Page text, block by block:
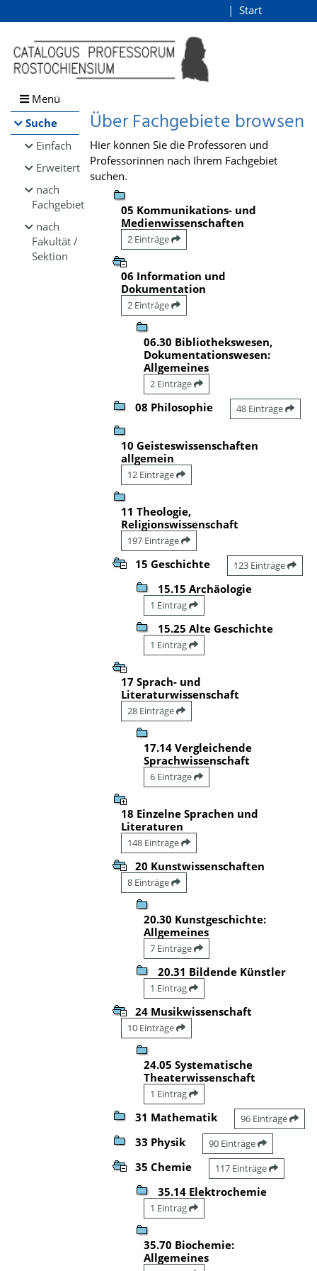
Browsen
direkt zum Inhalt
Start
Menü
Suche
Einfach
Erweitert
nach
Fachgebiet
nach
Fakultät /
Sektion
Über Fachgebiete browsen
Hier können Sie die Professoren und
Professorinnen nach Ihrem Fachgebiet
suchen.
05 Kommunikations- und
Medienwissenschaften
2 Einträge
06 Information und
Dokumentation
2 Einträge
06.30 Bibliothekswesen,
Dokumentationswesen:
Allgemeines
2 Einträge
08 Philosophie 48 Einträge
10 Geisteswissenschaften
allgemein
12 Einträge
11 Theologie,
Religionswissenschaft
197 Einträge
15 Geschichte 123 Einträge
15.15 Archäologie
1 Eintrag
15.25 Alte Geschichte
1 Eintrag
17 Sprach- und
Literaturwissenschaft
28 Einträge
17.14 Vergleichende
Sprachwissenschaft
6 Einträge
18 Einzelne Sprachen und
Literaturen
148 Einträge
20 Kunstwissenschaften
8 Einträge
20.30 Kunstgeschichte:
Allgemeines
7 Einträge
20.31 Bildende Künstler
1 Eintrag
24 Musikwissenschaft
10 Einträge
24.05 Systematische
Theaterwissenschaft
1 Eintrag
31 Mathematik 96 Einträge
33 Physik 90 Einträge
35 Chemie 117 Einträge
35.14 Elektrochemie
1 Eintrag
35.70 Biochemie:
Allgemeines